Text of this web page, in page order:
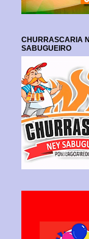
CHURRASCARIA
SABUGUEIRO